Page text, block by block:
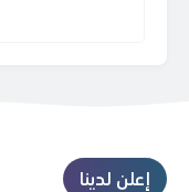
إعلن لدينا